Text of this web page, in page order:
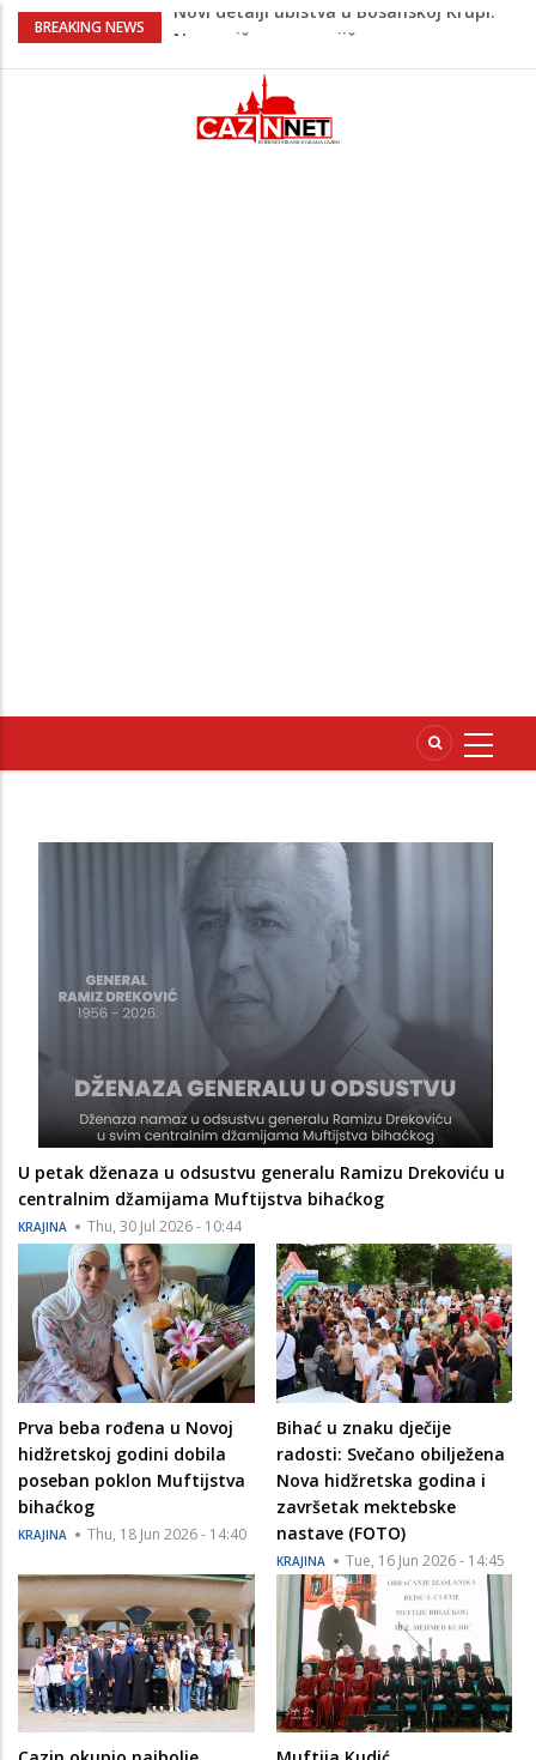
BREAKING NEWS
Na Ahiret preselila Bešić (rođ. Blažević)
Na Ahiret preselio ŠUPUK (Refik) ŠEFIK
Evo koje države su zasad za, a koje
protiv Infantina na izborima: Srbija i
U petak dženaza u odsustvu generalu Ramizu Drekoviću u
centralnim džamijama Muftijstva bihaćkog
KRAJINA Thu, 30 Jul 2026 - 10:44
Prva beba rođena u Novoj
hidžretskoj godini dobila
poseban poklon Muftijstva
bihaćkog
KRAJINA Thu, 18 Jun 2026 - 14:40
Bihać u znaku dječije
radosti: Svečano obilježena
Nova hidžretska godina i
završetak mektebske
nastave (FOTO)
KRAJINA Tue, 16 Jun 2026 - 14:45